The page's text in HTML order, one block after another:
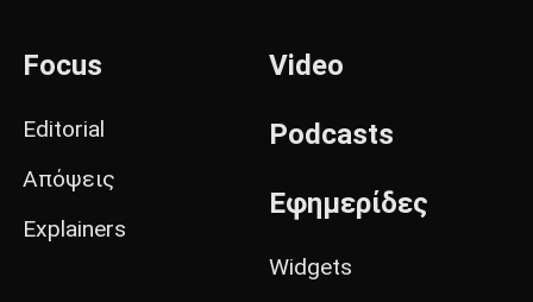
Focus
Editorial
Απόψεις
Explainers
Video
Podcasts
Εφημερίδες
Widgets